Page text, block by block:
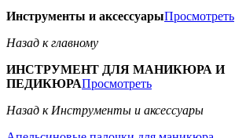
Инструменты и аксессуарыПросмотреть
Назад к главному
ИНСТРУМЕНТ ДЛЯ МАНИКЮРА И
ПЕДИКЮРАПросмотреть
Назад к Инструменты и аксессуары